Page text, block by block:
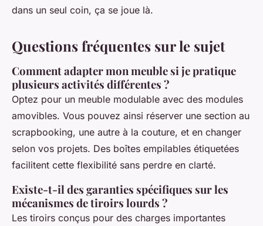
dans un seul coin, ça se joue là.
Questions fréquentes sur le sujet
Comment adapter mon meuble si je pratique
plusieurs activités différentes ?
Optez pour un meuble modulable avec des modules
amovibles. Vous pouvez ainsi réserver une section au
scrapbooking, une autre à la couture, et en changer
selon vos projets. Des boîtes empilables étiquetées
facilitent cette flexibilité sans perdre en clarté.
Existe-t-il des garanties spécifiques sur les
mécanismes de tiroirs lourds ?
Les tiroirs conçus pour des charges importantes